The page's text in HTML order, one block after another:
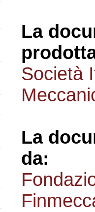
La
Società
La
da: